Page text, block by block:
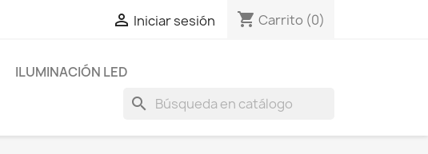
 Iniciar sesión shopping_cart Carrito (0)
ILUMINACIÓN LED
search